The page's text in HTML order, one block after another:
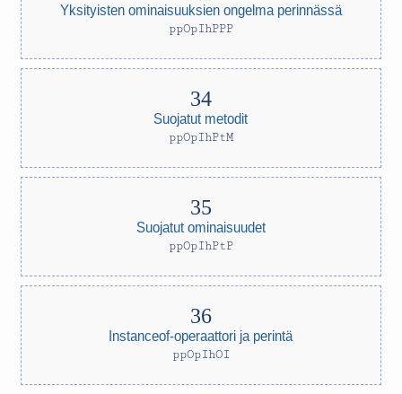
Yksityisten ominaisuuksien ongelma perinnässä
ppOpIhPPP
Suojatut metodit
ppOpIhPtM
Suojatut ominaisuudet
ppOpIhPtP
Instanceof-operaattori ja perintä
ppOpIhOI